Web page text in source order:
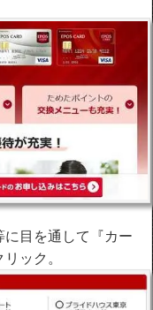
に目を通して『カー
ック。